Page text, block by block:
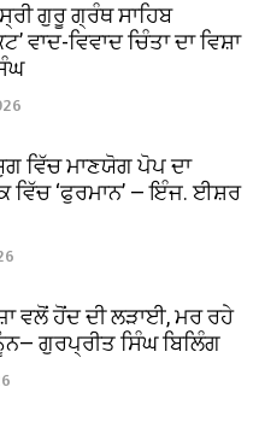
ਗੁਰੂ ਗ੍ਰੰਥ ਸਾਹਿਬ
ਵਾਦ-ਵਿਵਾਦ ਚਿੰਤਾ ਦਾ ਵਿਸ਼ਾ
ਵਿੱਚ ਮਾਣਯੋਗ ਪੋਪ ਦਾ
ਵਿੱਚ ‘ਫੁਰਮਾਨ’ — ਇੰਜ. ਈਸ਼ਰ
ਵਲੋਂ ਹੋਂਦ ਦੀ ਲੜਾਈ, ਮਰ ਰਹੇ
ਗੁਰਪ੍ਰੀਤ ਸਿੰਘ ਬਿਲਿੰਗ